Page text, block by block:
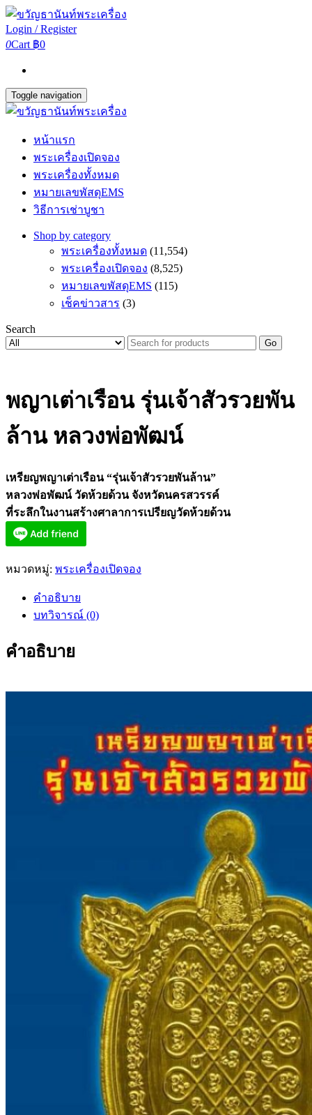
Login / Register
0Cart ฿0
Toggle navigation
หน้าแรก
พระเครื่องเปิดจอง
พระเครื่องทั้งหมด
หมายเลขพัสดุEMS
วิธีการเช่าบูชา
Shop by category
พระเครื่องทั้งหมด (11,554)
พระเครื่องเปิดจอง (8,525)
หมายเลขพัสดุEMS (115)
เช็คข่าวสาร (3)
Search
Go
พญาเต่าเรือน รุ่นเจ้าสัวรวยพัน
ล้าน หลวงพ่อพัฒน์
เหรียญพญาเต่าเรือน “รุ่นเจ้าสัวรวยพันล้าน”
หลวงพ่อพัฒน์ วัดห้วยด้วน จังหวัดนครสวรรค์
ที่ระลึกในงานสร้างศาลาการเปรียญวัดห้วยด้วน
หมวดหมู่: พระเครื่องเปิดจอง
คำอธิบาย
บทวิจารณ์ (0)
คำอธิบาย